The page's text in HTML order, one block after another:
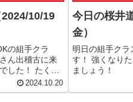
10/19
の組手クラ
ん出稽古に来
した！ たくさ
とうございま
よく頑張りま
2024.10.20
今日の桜井
金）
明日の組手ク
す！ 強くなり
ましょう！